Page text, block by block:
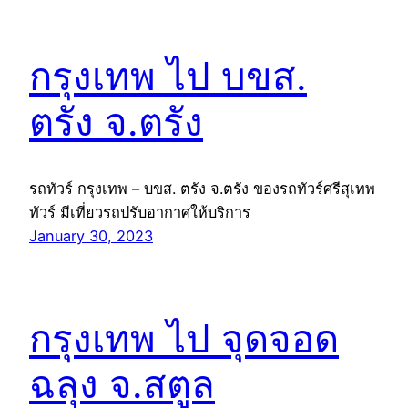
กรุงเทพ ไป บขส.
ตรัง จ.ตรัง
รถทัวร์ กรุงเทพ – บขส. ตรัง จ.ตรัง ของรถทัวร์ศรีสุเทพ
ทัวร์ มีเที่ยวรถปรับอากาศให้บริการ
January 30, 2023
กรุงเทพ ไป จุดจอด
ฉลุง จ.สตูล